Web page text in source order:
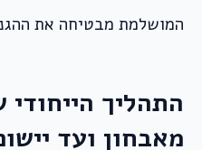
המושלמת מבטיחה את
התהליך הייחודי
מאבחון ועד